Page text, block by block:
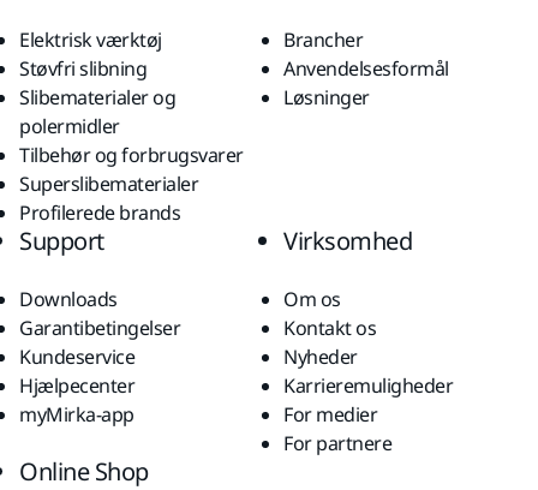
Elektrisk værktøj
Støvfri slibning
Slibematerialer og
polermidler
Tilbehør og forbrugsvarer
Superslibematerialer
Profilerede brands
Brancher
Anvendelsesformål
Løsninger
Support
Downloads
Garantibetingelser
Kundeservice
Hjælpecenter
myMirka-app
Virksomhed
Om os
Kontakt os
Nyheder
Karrieremuligheder
For medier
For partnere
Online Shop